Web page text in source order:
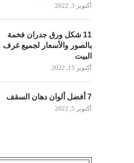
أكتوبر 3, 2022
11 شكل ورق جدران فخمة
بالصور والأسعار لجميع غرف
البيت
أكتوبر 15, 2022
7 أفضل ألوان دهان السقف
أكتوبر 5, 2022